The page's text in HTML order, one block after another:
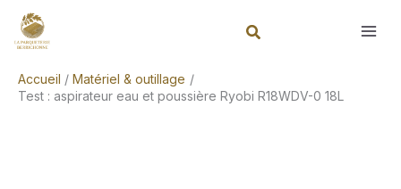
Accueil
Matériel & outillage
Test : aspirateur eau et poussière Ryobi R18WDV-0 18L
Rechercher